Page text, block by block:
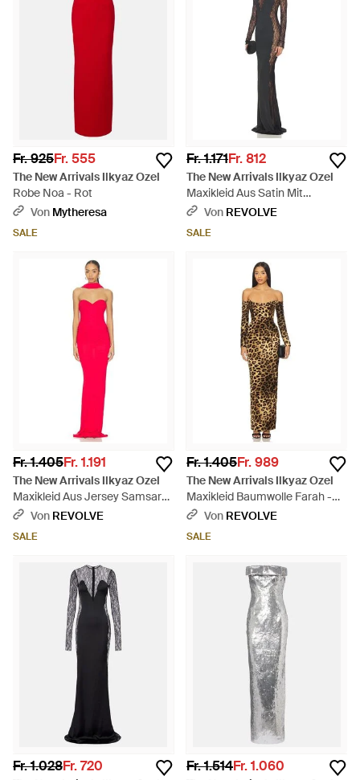
Fr. 925Fr. 555
The New Arrivals Ilkyaz Ozel
Robe Noa - Rot
Von Mytheresa
SALE
Fr. 1.171Fr. 812
The New Arrivals Ilkyaz Ozel
Maxikleid Aus Satin Mit
Spitzendetails Jean - Schwarz
Von REVOLVE
SALE
Fr. 1.405Fr. 1.191
The New Arrivals Ilkyaz Ozel
Maxikleid Aus Jersey Samsara
- RotVon REVOLVE
SALE
Fr. 1.405Fr. 989
The New Arrivals Ilkyaz Ozel
Maxikleid Baumwolle Farah -
Mehrfarbig
Von REVOLVE
SALE
Fr. 1.028Fr. 720 Fr. 1.514Fr. 1.060